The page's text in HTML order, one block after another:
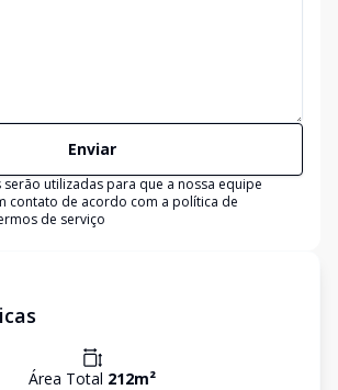
Enviar
utilizadas para que a nossa equipe
contato de acordo com a política de
de serviço
Área Total 212m²